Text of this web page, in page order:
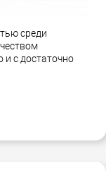
среди
и с достаточно